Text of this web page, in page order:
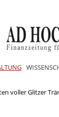
voller Glitzer